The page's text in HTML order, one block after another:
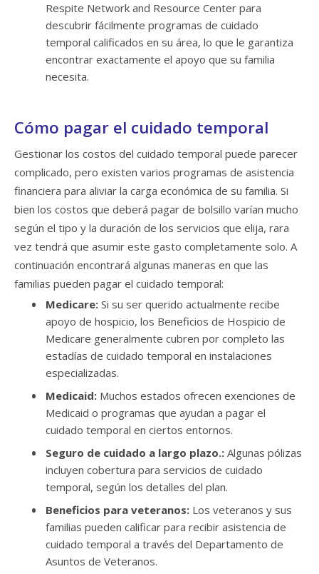
Respite Network and Resource Center para
descubrir fácilmente programas de cuidado
temporal calificados en su área, lo que le garantiza
encontrar exactamente el apoyo que su familia
necesita.
Cómo pagar el cuidado temporal
Gestionar los costos del cuidado temporal puede parecer
complicado, pero existen varios programas de asistencia
financiera para aliviar la carga económica de su familia. Si
bien los costos que deberá pagar de bolsillo varían mucho
según el tipo y la duración de los servicios que elija, rara
vez tendrá que asumir este gasto completamente solo. A
continuación encontrará algunas maneras en que las
familias pueden pagar el cuidado temporal:
Medicare: Si su ser querido actualmente recibe
apoyo de hospicio, los Beneficios de Hospicio de
Medicare generalmente cubren por completo las
estadías de cuidado temporal en instalaciones
especializadas.
Medicaid: Muchos estados ofrecen exenciones de
Medicaid o programas que ayudan a pagar el
cuidado temporal en ciertos entornos.
Seguro de cuidado a largo plazo.​​​​​: Algunas pólizas
incluyen cobertura para servicios de cuidado
temporal, según los detalles del plan.
Beneficios para veteranos: Los veteranos y sus
familias pueden calificar para recibir asistencia de
cuidado temporal a través del Departamento de
Asuntos de Veteranos.